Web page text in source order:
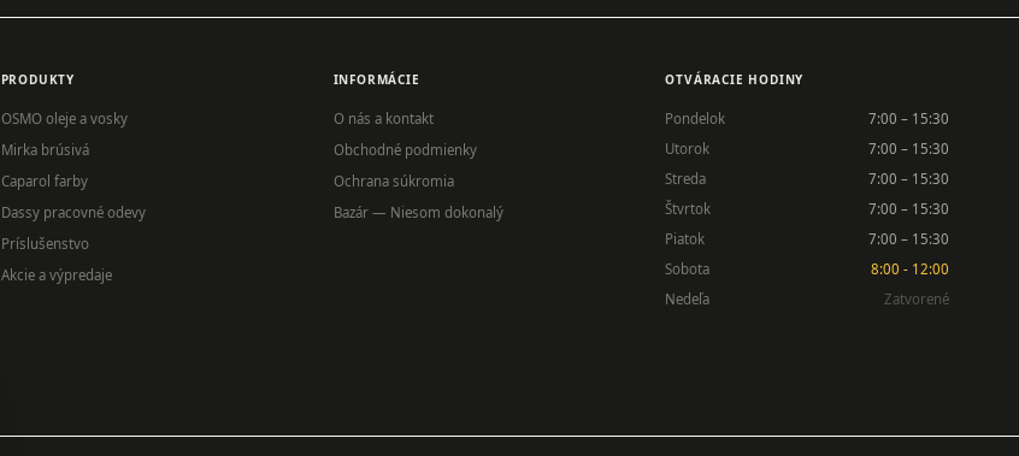
PRODUKTY
OSMO oleje a vosky
Mirka brúsivá
Caparol farby
Dassy pracovné odevy
Príslušenstvo
Akcie a výpredaje
INFORMÁCIE
O nás a kontakt
Obchodné podmienky
Ochrana súkromia
Bazár — Niesom dokonalý
OTVÁRACIE HODINY
Pondelok
7:00 – 15:30
Utorok
7:00 – 15:30
Streda
7:00 – 15:30
Štvrtok
7:00 – 15:30
Piatok
7:00 – 15:30
Sobota
8:00 - 12:00
Nedeľa
Zatvorené